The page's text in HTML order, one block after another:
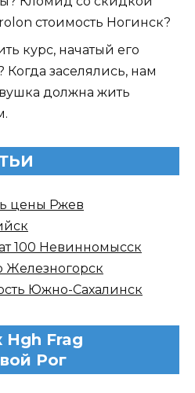
стоимость Ногинск?
курс, начатый его
заселялись, нам
должна жить
цены Ржев
100 Невинномысск
Железногорск
Южно-Сахалинск
Frag
Рог